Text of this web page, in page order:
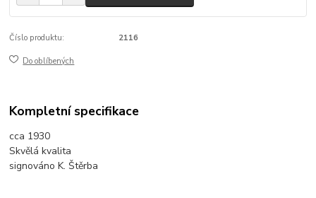
Číslo produktu: 2116
Do oblíbených
Kompletní specifikace
cca 1930
Skvělá kvalita
signováno K. Štěrba